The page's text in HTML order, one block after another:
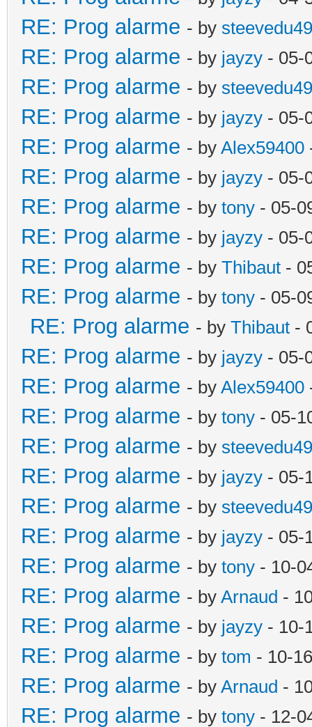
RE: Prog alarme - by steevedu49
RE: Prog alarme - by jayzy - 05-
RE: Prog alarme - by steevedu49
RE: Prog alarme - by jayzy - 05-
RE: Prog alarme - by Alex59400
RE: Prog alarme - by jayzy - 05-
RE: Prog alarme - by tony - 05-
RE: Prog alarme - by jayzy - 05-
RE: Prog alarme - by Thibaut -
RE: Prog alarme - by tony - 05-
RE: Prog alarme - by Thibaut -
RE: Prog alarme - by jayzy - 05-
RE: Prog alarme - by Alex59400
RE: Prog alarme - by tony - 05-
RE: Prog alarme - by steevedu49
RE: Prog alarme - by jayzy - 05-
RE: Prog alarme - by steevedu49
RE: Prog alarme - by jayzy - 05-
RE: Prog alarme - by tony - 10-
RE: Prog alarme - by Arnaud -
RE: Prog alarme - by jayzy - 10-
RE: Prog alarme - by tom - 10-
RE: Prog alarme - by Arnaud -
RE: Prog alarme - by tony - 12-